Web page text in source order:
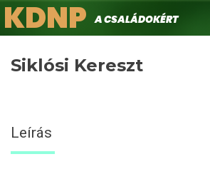
Ugrás
a
Keresés
KDNPA családokért.
Siklósi Kereszt
Leírás